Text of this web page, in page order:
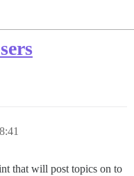
that will post topics on to